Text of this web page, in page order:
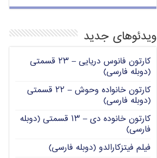
ویدئوهای جدید
کارتون فانوس دریایی – ۲۳ قسمتی
(دوبله فارسی)
کارتون خانواده وحوش – ۲۲ قسمتی
(دوبله فارسی)
کارتون خانوده دی – ۱۳ قسمتی (دوبله
فارسی)
فیلم فیتزکارالدو (دوبله فارسی)